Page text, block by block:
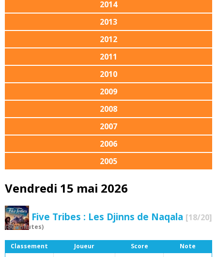
2014
2013
2012
2011
2010
2009
2008
2007
2006
2005
Vendredi 15 mai 2026
Five Tribes : Les Djinns de Naqala [18/20]
(80 minutes)
Classement Joueur Score Note